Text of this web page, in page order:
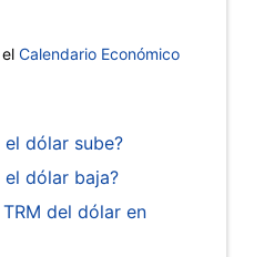
Calendario Económico
el dólar sube?
el dólar baja?
del dólar en